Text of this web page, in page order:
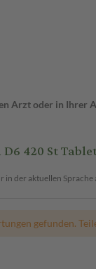
Arzt oder in Ihrer
420 St
in der aktuellen Sprache
gefunden.